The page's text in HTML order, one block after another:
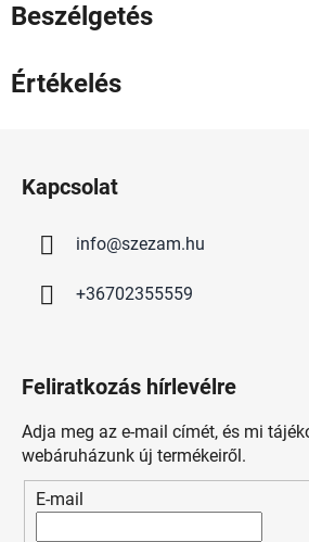
Beszélgetés
Értékelés
Kapcsolat
info@szezam.hu
+36702355559
Feliratkozás hírlevélre
Adja meg az e-mail címét, és mi
webáruházunk új termékeiről.
E-mail